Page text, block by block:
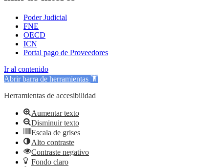
Poder Judicial
FNE
OECD
ICN
Portal pago de Proveedores
Ir al contenido
Abrir barra de herramientas
Herramientas de accesibilidad
Aumentar texto
Disminuir texto
Escala de grises
Alto contraste
Contraste negativo
Fondo claro